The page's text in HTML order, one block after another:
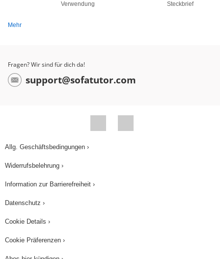
Verwendung
Steckbrief
Mehr
Fragen? Wir sind für dich da!
support@sofatutor.com
Allg. Geschäftsbedingungen ›
Widerrufsbelehrung ›
Information zur Barrierefreiheit ›
Datenschutz ›
Cookie Details ›
Cookie Präferenzen ›